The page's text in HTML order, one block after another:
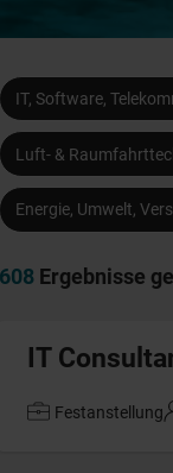
IT, Software,
Luft- &
Energie, Umwelt,
608 Ergebnisse
IT
Festanstellung